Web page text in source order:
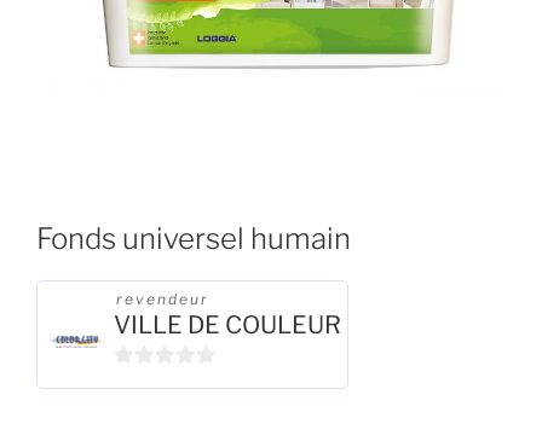
Fonds universel humain
revendeur
VILLE DE COULEUR